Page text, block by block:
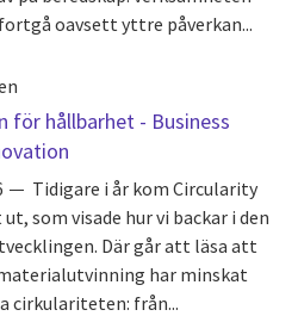
oavsett yttre påverkan...
för hållbarhet - Business
Tidigare i år kom Circularity
som visade hur vi backar i den
Där går att läsa att
har minskat
cirkulariteten: från...